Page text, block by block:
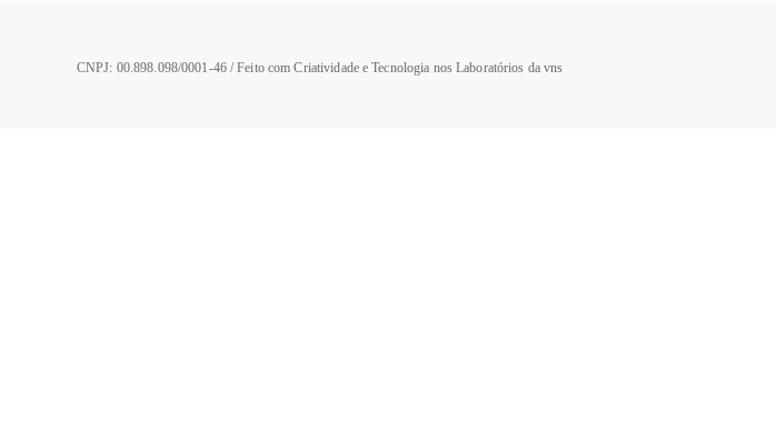
CNPJ: 00.898.098/0001-46 / Feito com Criatividade e Tecnologia nos Laboratórios da vns